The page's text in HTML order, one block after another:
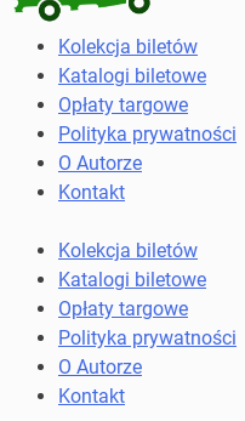
Kolekcja
biletów
komunikacji
miejskiej
kolejowych
Kolekcja biletów
Katalogi biletowe
Opłaty targowe
Polityka prywatności
O Autorze
Kontakt
Kolekcja biletów
Katalogi biletowe
Opłaty targowe
Polityka prywatności
O Autorze
Kontakt